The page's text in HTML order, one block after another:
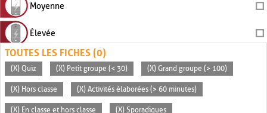
Moyenne
Élevée
TOUTES LES FICHES (0)
(X) Quiz (X) Petit groupe (< 30) (X) Grand groupe (> 100)
(X) Hors classe (X) Activités élaborées (> 60 minutes)
(X) En classe et hors classe (X) Sporadiques